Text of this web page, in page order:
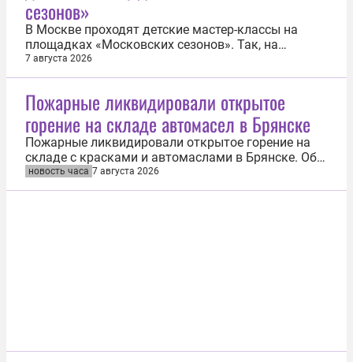
сезонов»
В Москве проходят детские мастер-классы на
площадках «Московских сезонов». Так, на
Митинской улице смастерят воздушных змеев,
сошьют чехлы для ракеток и спортивные сумки.
Адмирала Руднева создадут чек-листы летних дел
и распишут пляжные шоперы. Конец...
7 августа 2026
Пожарные ликвидировали открытое
горение на складе автомасел в Брянске
Пожарные ликвидировали открытое горение на
складе с красками и автомаслами в Брянске. Об
этом 7 августа сообщила пресс-служба
регионального главка МЧС России. «Объявлена
новость часа 7 августа 2026